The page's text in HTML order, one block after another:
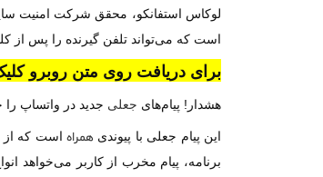
است که می‌تواند تلفن گیرنده را پس از
برای دریافت روی متن روبرو
هشدار! پیام‌های جعلی جدید در واتساپ را
این پیام جعلی با پیوندی همراه